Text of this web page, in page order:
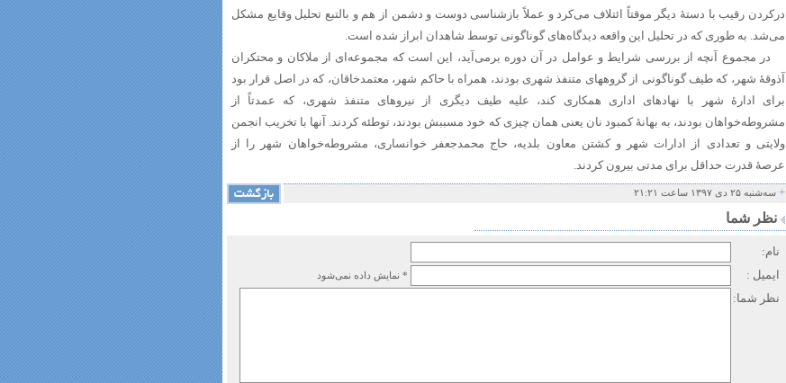
درکردن رقیب با دستۀ دیگر موقتاً ائتلاف می‌کرد و عملاً بازشناسی دوست و دشمن از هم و بالتبع تحلیل وقایع مشکل
می‌شد. به طوری که در تحلیل این واقعه دیدگاه‌های گوناگونی توسط شاهدان ابراز شده است.
در مجموع آنچه از بررسی شرایط و عوامل در آن دوره برمی‌آید، این است که مجموعه‌ای از ملاکان و محتکران
آذوقۀ شهر، که طیف گوناگونی از گروههای متنفذ شهری بودند، همراه با حاکم شهر، معتمدخاقان، که در اصل قرار بود
برای ادارۀ شهر با نهادهای اداری همکاری کند، علیه طیف دیگری از نیروهای متنفذ شهری، که عمدتاً از
مشروطه‌خواهان بودند، به بهانۀ کمبود نان یعنی همان چیزی که خود مسببش بودند، توطئه کردند. آنها با تخریب انجمن
ولایتی و تعدادی از ادارات شهر و کشتن معاون بلدیه، حاج محمدجعفر خوانساری، مشروطه‌خواهان شهر را از
عرصۀ قدرت حداقل برای مدتی بیرون کردند.
+ سه‌شنبه ۲۵ دی ۱۳۹۷ ساعت ۲۱:۲۱
نظر شما
نام:
ایمیل :
* نمایش داده نمی‌شود
نظر شما: